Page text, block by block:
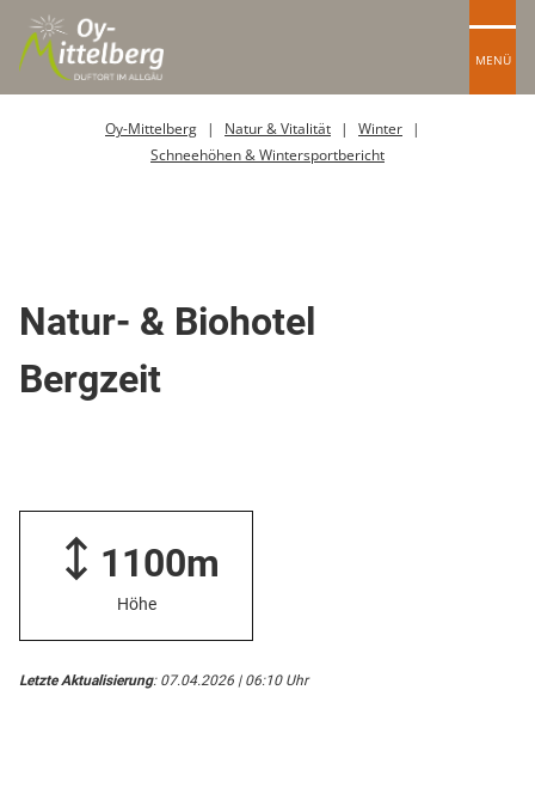
MENÜ
Oy-Mittelberg Natur & Vitalität
Winter
Schneehöhen & Wintersportbericht
Natur- & Biohotel
Bergzeit
1100m
Höhe
Letzte Aktualisierung: 07.04.2026 | 06:10 Uhr